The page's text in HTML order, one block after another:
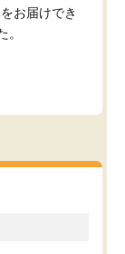
お届けでき